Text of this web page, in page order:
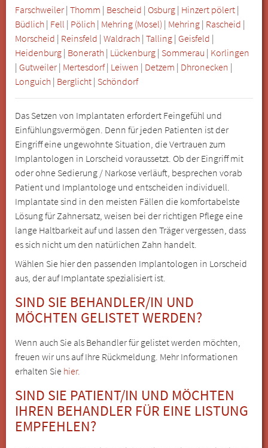
Farschweiler | Thomm | Bescheid | Osburg | Hinzert pölert |
Büdlich | Fell | Pölich | Mehring (Mosel) | Mehring | Rascheid |
Morscheid | Reinsfeld | Waldrach | Talling | Geisfeld |
Heidenburg | Bonerath | Lückenburg | Sommerau | Korlingen
| Gutweiler | Mertesdorf| Leiwen | Detzem | Dhronecken |
Longuich | Berglicht | Schöndorf
Das Setzen von Implantaten erfordert Feingefühl und
Einfühlungsvermögen. Denn für jeden Patienten ist der
Eingriff eine ungewohnte Situation, die Vertrauen zum
Implantologen in Lorscheid voraussetzt. Ob der Eingriff mit
oder ohne Sedierung / Narkose verläuft, besprechen vorab
Patient und Implantologe und entscheiden individuell.
Implantate sind in den meisten Fällen die komfortabelste
Lösung für Zahnersatz, weisen bei der richtigen Pflege eine
lange Haltbarkeit auf und lassen den Träger vergessen, dass
es sich nicht um den natürlichen Zahn handelt.
Wählen Sie hier den passenden Implantologen in Lorscheid
aus, der auf Implantate spezialisiert ist.
SIND SIE BEHANDLER/IN UND
MÖCHTEN GELISTET WERDEN?
Wenn auch Sie als Behandler für gelistet werden möchten,
freuen wir uns auf Ihre Rückmeldung. Mehr Informationen
erhalten Sie hier.
SIND SIE PATIENT/IN UND MÖCHTEN
IHREN BEHANDLER FÜR EINE LISTUNG
EMPFEHLEN?